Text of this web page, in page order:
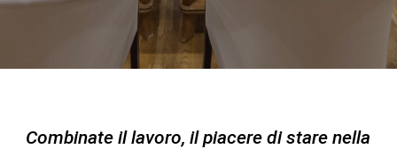
Combinate il lavoro, il piacere di stare nella